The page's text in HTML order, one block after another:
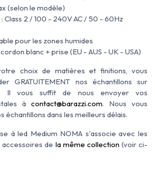
(selon le modèle)
Class 2 / 100 - 240V AC / 50 - 60Hz
pour les zones humides
blanc + prise (EU - AUS - UK - USA)
choix de matières et finitions, vous
GRATUITEMENT nos échantillons sur
Il vous suffit de nous envoyer vos
à contact@barazzi.com. Nous vous
échantillons dans les meilleurs délais.
à led Medium NOMA s'associe avec les
de la même collection(voir ci-